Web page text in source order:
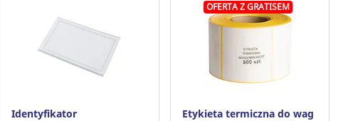
Identyfikator
OFERTA Z GRATISEM
Etykieta termiczna do wag